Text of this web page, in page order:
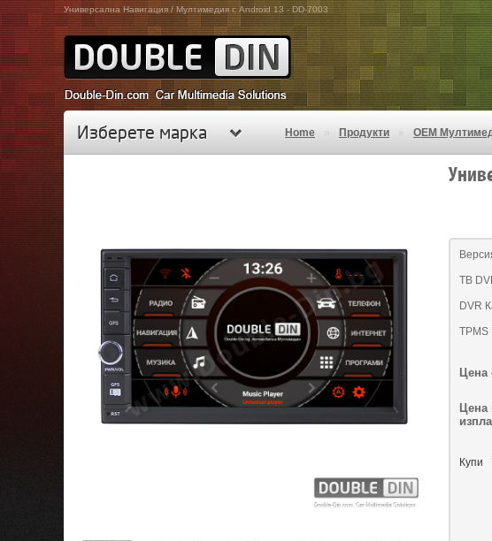
Универсална Навигация / Мултимедия с Android 13 - DD-7003
Изберете марка Home » Продукти » OEM
ТВ
DVR
TPMS
Цена
Цена
Купи